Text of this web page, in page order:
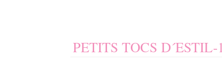
PETITS TOCS D´ESTIL-